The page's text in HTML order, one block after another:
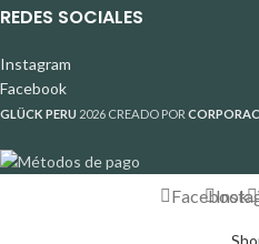
REDES SOCIALES
Instagram
Facebook
GLÜCK PERU 2026 CREADO POR
Facebook